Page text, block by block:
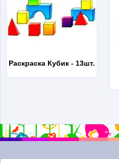
Раскраска Кубик - 13шт.